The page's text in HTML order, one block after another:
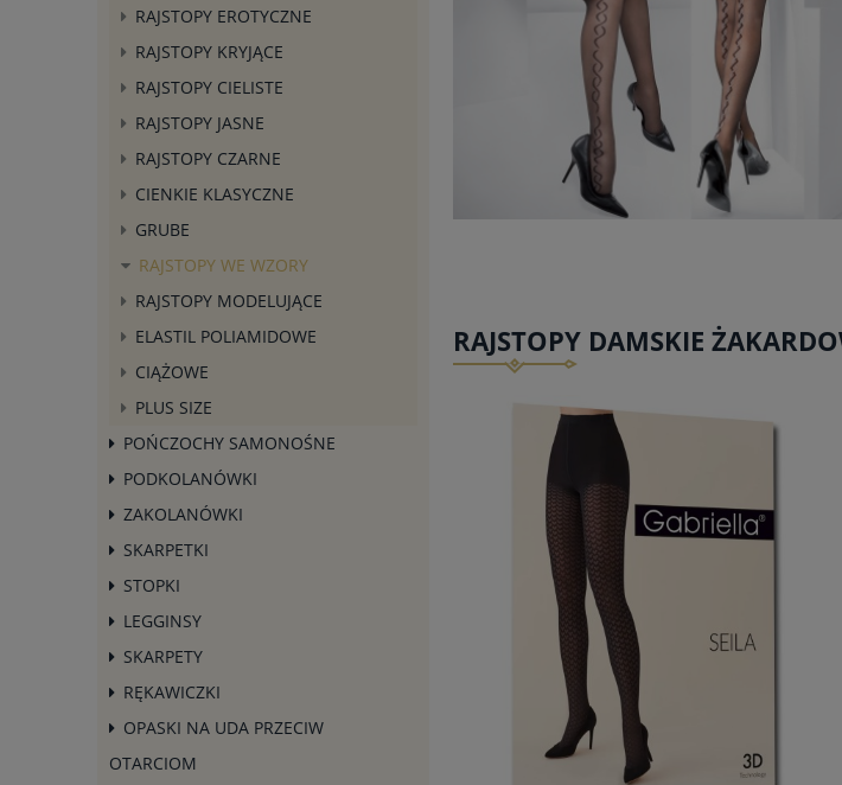
RAJSTOPY EROTYCZNE
RAJSTOPY KRYJĄCE
RAJSTOPY CIELISTE
RAJSTOPY JASNE
RAJSTOPY CZARNE
CIENKIE KLASYCZNE
GRUBE
RAJSTOPY WE WZORY
RAJSTOPY MODELUJĄCE
ELASTIL POLIAMIDOWE
CIĄŻOWE
PLUS SIZE
POŃCZOCHY SAMONOŚNE
PODKOLANÓWKI
ZAKOLANÓWKI
SKARPETKI
STOPKI
LEGGINSY
SKARPETY
RĘKAWICZKI
OPASKI NA UDA PRZECIW
OTARCIOM
RAJSTOPY DAMSKIE